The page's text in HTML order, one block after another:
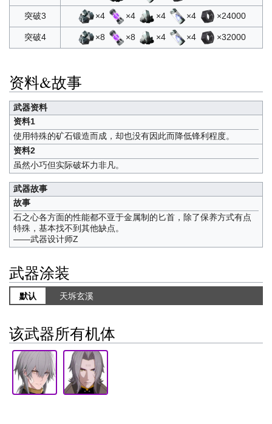
突破3 ×4 ×4 ×4 ×4 ×24000
突破4 ×8 ×8 ×4 ×4 ×32000
资料&故事
武器资料
资料1
使用特殊的矿石锻造而成，却也没有因此而降低锋利程度。
资料2
虽然小巧但实际破坏力非凡。
武器故事
故事
石之心各方面的性能都不亚于金属制的匕首，除了保养方式有点
特殊，基本找不到其他缺点。
——武器设计师Z
武器涂装
默认 天坼玄溪
该武器所有机体